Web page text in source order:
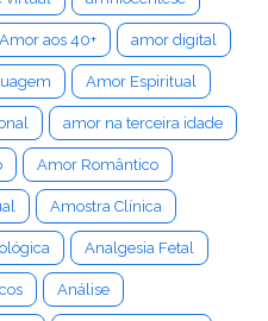
Amor aos 40+ amor digital
Amor Espiritual
amor na terceira idade
Amor Romântico
Amostra Clínica
Analgesia Fetal
Análise